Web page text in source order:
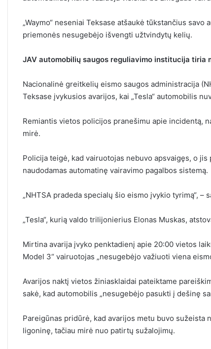
„Waymo“ neseniai Teksase atšaukė tūkstančius
priemonės nesugebėjo išvengti užtvindytų kelių.
JAV automobilių saugos reguliavimo institucija tiria
Nacionalinė greitkelių eismo saugos administracija
Teksase įvykusios avarijos, kai „Tesla“ automobilis
Remiantis vietos policijos pranešimu apie incidentą,
mirė.
Policija teigė, kad vairuotojas nebuvo apsvaigęs, o
naudodamas automatinę vairavimo pagalbos sistemą.
„NHTSA pradeda specialų šio eismo įvykio tyrimą“, –
„Tesla“, kurią valdo trilijonierius Elonas Muskas,
Mirtina avarija įvyko penktadienį apie 20:00 vietos
Model 3“ vairuotojas „nesugebėjo važiuoti viena
Avarijos naktį vietos žiniasklaidai pateiktame
sakė, kad automobilis „nesugebėjo pasukti į dešinę
Pareigūnas pridūrė, kad avarijos metu buvo
ligoninę, tačiau mirė nuo patirtų sužalojimų.